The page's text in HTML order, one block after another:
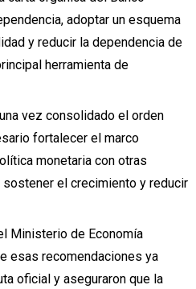
adoptar un esquema
y reducir la dependencia de
herramienta de
vez consolidado el orden
fortalecer el marco
monetaria con otras
el crecimiento y reducir
Ministerio de Economía
esas recomendaciones ya
oficial y aseguraron que la